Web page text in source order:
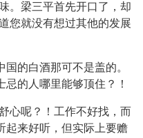
。梁三平首先开口了，却
您就没有想过其他的发展
的白酒那可不是盖的。
的人哪里能够顶住？！
心呢？！工作不好找，而
起来好听，但实际上要赡